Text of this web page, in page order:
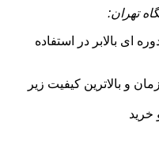
تهران:
ای بالابر در استفاده
و بالاترین کیفیت زیر
خرید